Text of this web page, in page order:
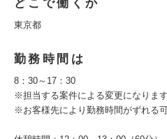
どこで働くか
東京都
勤務時間は
8：30～17：30
※担当する案件による変更になります
※お客様先により勤務時間がずれる